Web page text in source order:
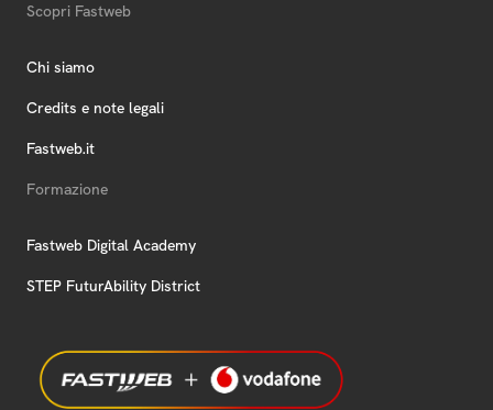
Scopri Fastweb
Chi siamo
Credits e note legali
Fastweb.it
Formazione
Fastweb Digital Academy
STEP FuturAbility District